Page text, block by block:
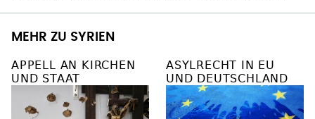
MEHR ZU SYRIEN
APPELL AN KIRCHEN
UND STAAT
ASYLRECHT IN EU
UND DEUTSCHLAND